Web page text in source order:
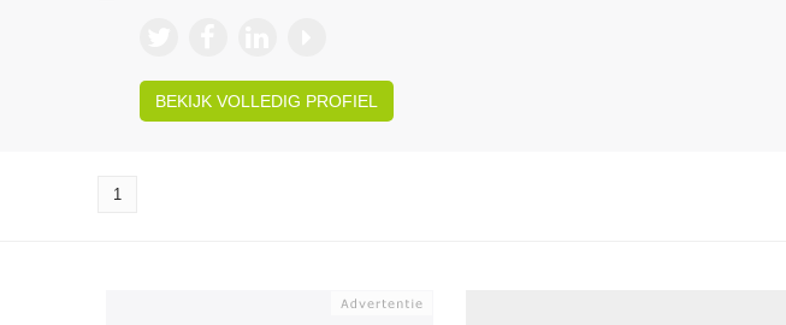
BEKIJK VOLLEDIG PROFIEL
1